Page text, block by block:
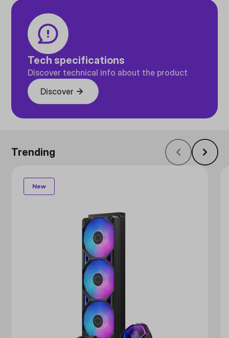
Tech specifications
Discover technical info about the product
Discover
Trending
New